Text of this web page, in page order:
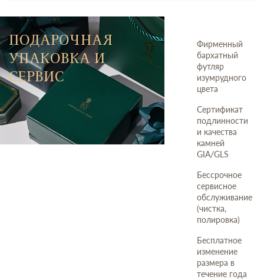
ПОДАРОЧНАЯ
УПАКОВКА И
СЕРВИС
Фирменный
бархатный
футляр
изумрудного
цвета
Сертификат
подлинности
и качества
камней
GIA/GLS
Бессрочное
сервисное
обслуживание
(чистка,
полировка)
Бесплатное
изменение
размера в
течение года